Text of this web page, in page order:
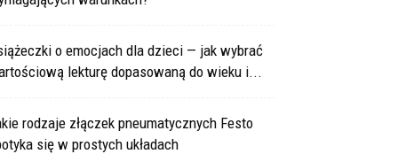
o emocjach dla dzieci — jak wybrać
lekturę dopasowaną do wieku i...
rodzaje złączek pneumatycznych Festo
się w prostych układach